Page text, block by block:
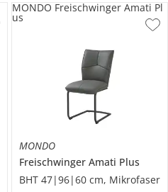
MONDO
Freischwinger Amati Plus
BHT 47|96|60 cm, Mikrofaser
MONDO Freischwinger Amati Pl
us